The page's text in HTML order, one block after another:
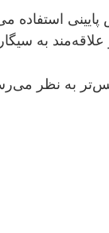
به نظر می‌رسد.